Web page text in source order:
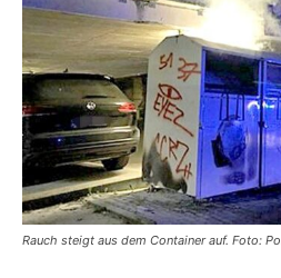
Rauch steigt aus dem Container auf. Foto: